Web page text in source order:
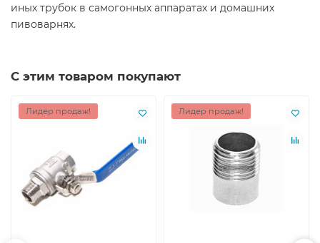
иных трубок в самогонных аппаратах и домашних
пивоварнях.
С этим товаром покупают
Лидер продаж! Лидер продаж!